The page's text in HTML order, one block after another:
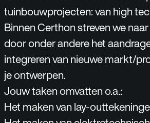
tuinbouwprojecten: van high
Binnen Certhon streven we
door onder andere het
integreren van nieuwe markt/
je ontwerpen.
Jouw taken omvatten o.a.:
Het maken van lay-